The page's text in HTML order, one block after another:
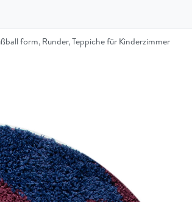
form, Runder, Teppiche für Kinderzimmer